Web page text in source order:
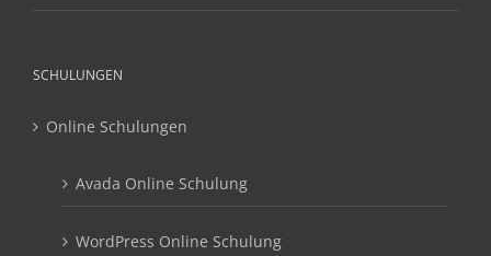
SCHULUNGEN
Online Schulungen
Avada Online Schulung
WordPress Online Schulung